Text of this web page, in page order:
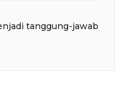
tanggung-jawab